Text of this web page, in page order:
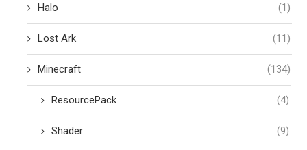
Halo (1)
Lost Ark (11)
Minecraft (134)
ResourcePack (4)
Shader (9)